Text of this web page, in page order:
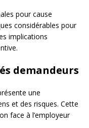
pour cause
considérables pour
implications
demandeurs
une
et des risques. Cette
face à l’employeur